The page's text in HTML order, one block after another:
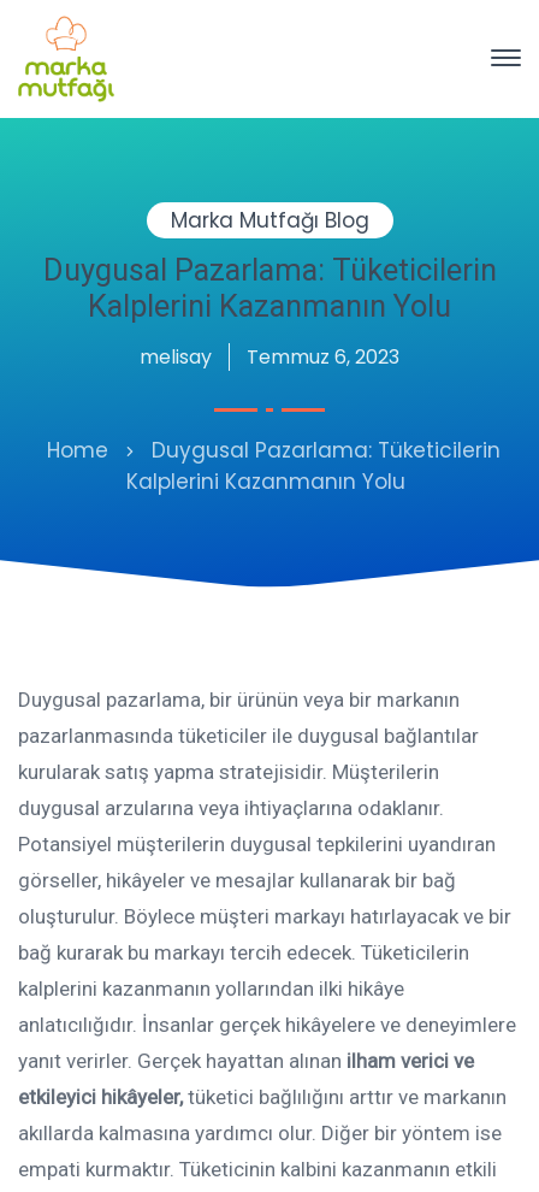
Marka Mutfağı Blog
Duygusal Pazarlama: Tüketicilerin
Kalplerini Kazanmanın Yolu
melisay Temmuz 6, 2023
Home
Duygusal Pazarlama: Tüketicilerin
Kalplerini Kazanmanın Yolu
Duygusal pazarlama, bir ürünün veya bir markanın
pazarlanmasında tüketiciler ile duygusal bağlantılar
kurularak satış yapma stratejisidir. Müşterilerin
duygusal arzularına veya ihtiyaçlarına odaklanır.
Potansiyel müşterilerin duygusal tepkilerini uyandıran
görseller, hikâyeler ve mesajlar kullanarak bir bağ
oluşturulur. Böylece müşteri markayı hatırlayacak ve bir
bağ kurarak bu markayı tercih edecek. Tüketicilerin
kalplerini kazanmanın yollarından ilki hikâye
anlatıcılığıdır. İnsanlar gerçek hikâyelere ve deneyimlere
yanıt verirler. Gerçek hayattan alınan ilham verici ve
etkileyici hikâyeler,tüketici bağlılığını arttır ve markanın
akıllarda kalmasına yardımcı olur. Diğer bir yöntem ise
empati kurmaktır. Tüketicinin kalbini kazanmanın etkili